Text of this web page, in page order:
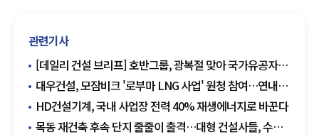
관련기사
[데일리 건설 브리프] 호반그룹, 광복절 맞아 국가유공자
장수사진 촬영 봉사활동 外
대우건설, 모잠비크 '로부마 LNG 사업' 원청 참여…연내
EPC 본계약 목표
HD건설기계, 국내 사업장 전력 40% 재생에너지로 바꾼다
목동 재건축 후속 단지 줄줄이 출격…대형 건설사들, 수주